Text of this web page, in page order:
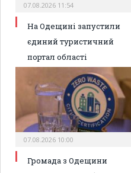
07.08.2026 11:54
На Одещині запустили
єдиний туристичний
портал області
07.08.2026 10:00
Громада з Одещини